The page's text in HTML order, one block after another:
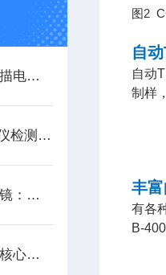
工业质检新选择：台式扫描电子显微镜快速样品检测
影响ROHS金属成分分析仪检测准确性的关键因素及针对性解决办法
探秘钨灯丝扫描电子显微镜：原理与核心优势解析
离子切片仪：工作原理、核心技术与应用领域全解析
图2
自
自动
制样
丰
有各
B-